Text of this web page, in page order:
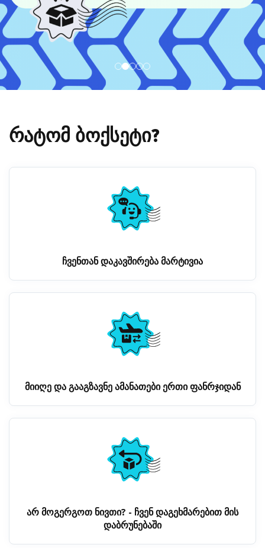
რატომ ბოქსეტი?
ჩვენთან დაკავშირება მარტივია
მიიღე და გააგზავნე ამანათები ერთი ფანრჯიდან
არ მოგერგოთ ნივთი? - ჩვენ დაგეხმარებით მის
დაბრუნებაში